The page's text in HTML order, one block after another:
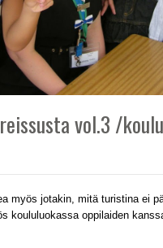
vol.3 /
myös jotakin, mitä turistina ei
koululuokassa oppilaiden